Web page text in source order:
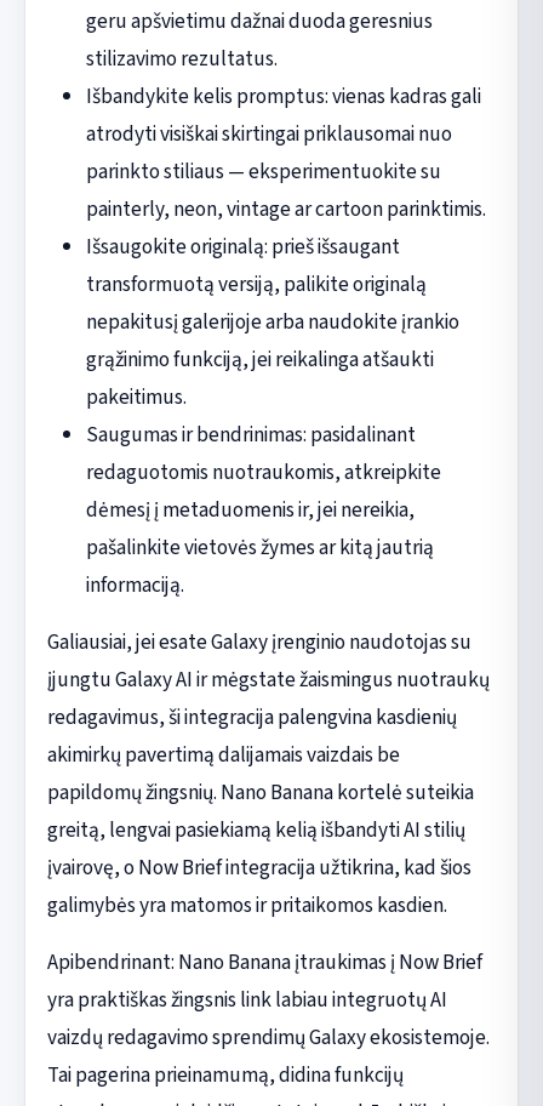
geru apšvietimu dažnai duoda geresnius
stilizavimo rezultatus.
Išbandykite kelis promptus: vienas kadras gali
atrodyti visiškai skirtingai priklausomai nuo
parinkto stiliaus — eksperimentuokite su
painterly, neon, vintage ar cartoon parinktimis.
Išsaugokite originalą: prieš išsaugant
transformuotą versiją, palikite originalą
nepakitusį galerijoje arba naudokite įrankio
grąžinimo funkciją, jei reikalinga atšaukti
pakeitimus.
Saugumas ir bendrinimas: pasidalinant
redaguotomis nuotraukomis, atkreipkite
dėmesį į metaduomenis ir, jei nereikia,
pašalinkite vietovės žymes ar kitą jautrią
informaciją.
Galiausiai, jei esate Galaxy įrenginio naudotojas su
įjungtu Galaxy AI ir mėgstate žaismingus nuotraukų
redagavimus, ši integracija palengvina kasdienių
akimirkų pavertimą dalijamais vaizdais be
papildomų žingsnių. Nano Banana kortelė suteikia
greitą, lengvai pasiekiamą kelią išbandyti AI stilių
įvairovę, o Now Brief integracija užtikrina, kad šios
galimybės yra matomos ir pritaikomos kasdien.
Apibendrinant: Nano Banana įtraukimas į Now Brief
yra praktiškas žingsnis link labiau integruotų AI
vaizdų redagavimo sprendimų Galaxy ekosistemoje.
Tai pagerina prieinamumą, didina funkcijų